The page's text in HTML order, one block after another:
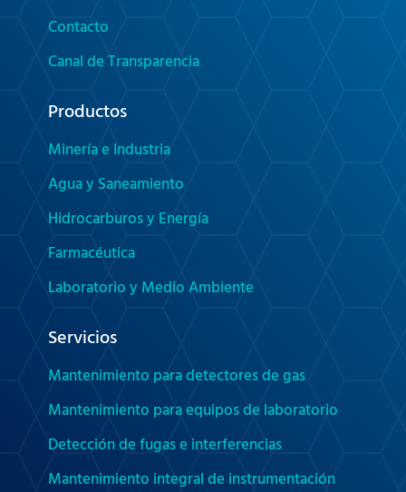
Contacto
Canal de Transparencia
Productos
Minería e Industria
Agua y Saneamiento
Hidrocarburos y Energía
Farmacéutica
Laboratorio y Medio Ambiente
Servicios
Mantenimiento para detectores de gas
Mantenimiento para equipos de laboratorio
Detección de fugas e interferencias
Mantenimiento integral de instrumentación